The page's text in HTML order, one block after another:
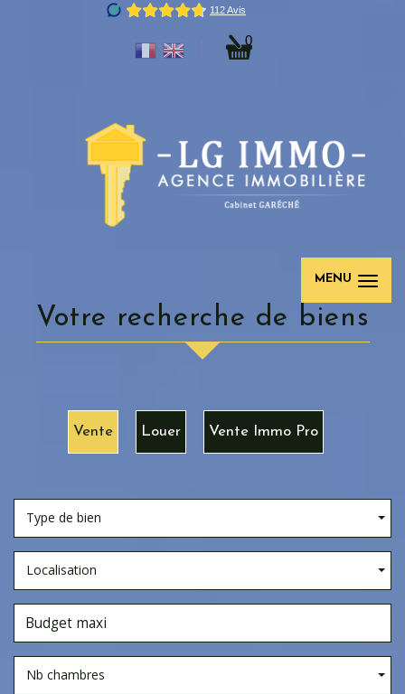
0
MENU
votre recherche de biens
Vente Louer Vente Immo Pro
Type de bien
Localisation
Nb chambres